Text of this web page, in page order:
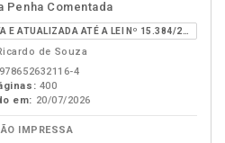
na
B.V.
Penha Comentada
de Souza
978652632116-4
400
em: 20/07/2026
IMPRESSA